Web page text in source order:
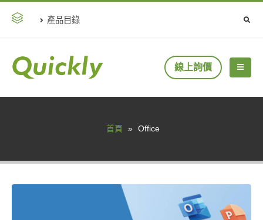
產品目錄
線上詢價
首頁 » Office